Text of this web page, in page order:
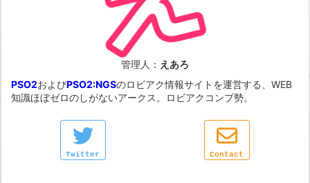
管理人： えあろ
PSO2およびPSO2:NGSのロビアク情報サイトを運営する、WEB
知識ほぼゼロのしがないアークス。ロビアクコンプ勢。
Twitter Contact